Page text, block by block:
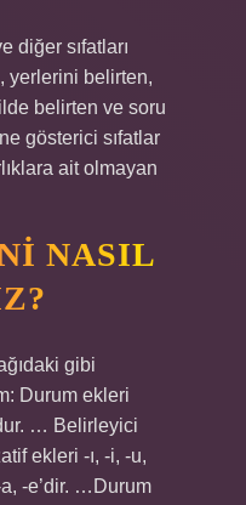
diğer sıfatları
yerlerini belirten,
belirten ve soru
gösterici sıfatlar
ait olmayan
NASIL
gibi
Durum ekleri
… Belirleyici
ekleri -ı, -i, -u,
-e’dir. …Durum